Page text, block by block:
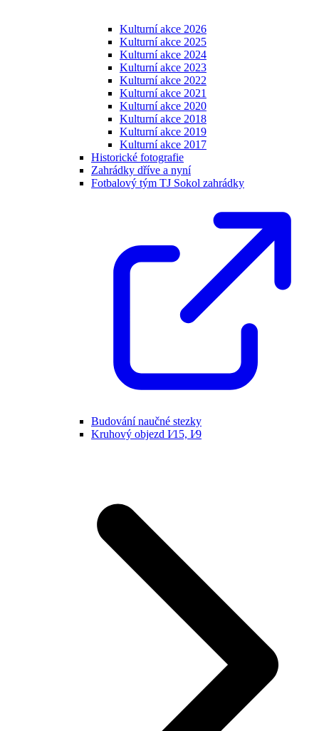
Kulturní akce 2026
Kulturní akce 2025
Kulturní akce 2024
Kulturní akce 2023
Kulturní akce 2022
Kulturní akce 2021
Kulturní akce 2020
Kulturní akce 2018
Kulturní akce 2019
Kulturní akce 2017
Historické fotografie
Zahrádky dříve a nyní
Fotbalový tým TJ Sokol zahrádky
Budování naučné stezky
Kruhový objezd I⁄15, I⁄9